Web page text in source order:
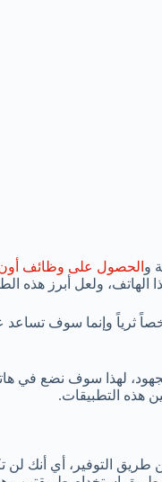
و الحصول على وظائف أون
ولعل أبرز هذه
ثرياً وإنما سوف
لهذا سوف نضع في
هذه التطبيقات.
طريق التوفير، أي أنك